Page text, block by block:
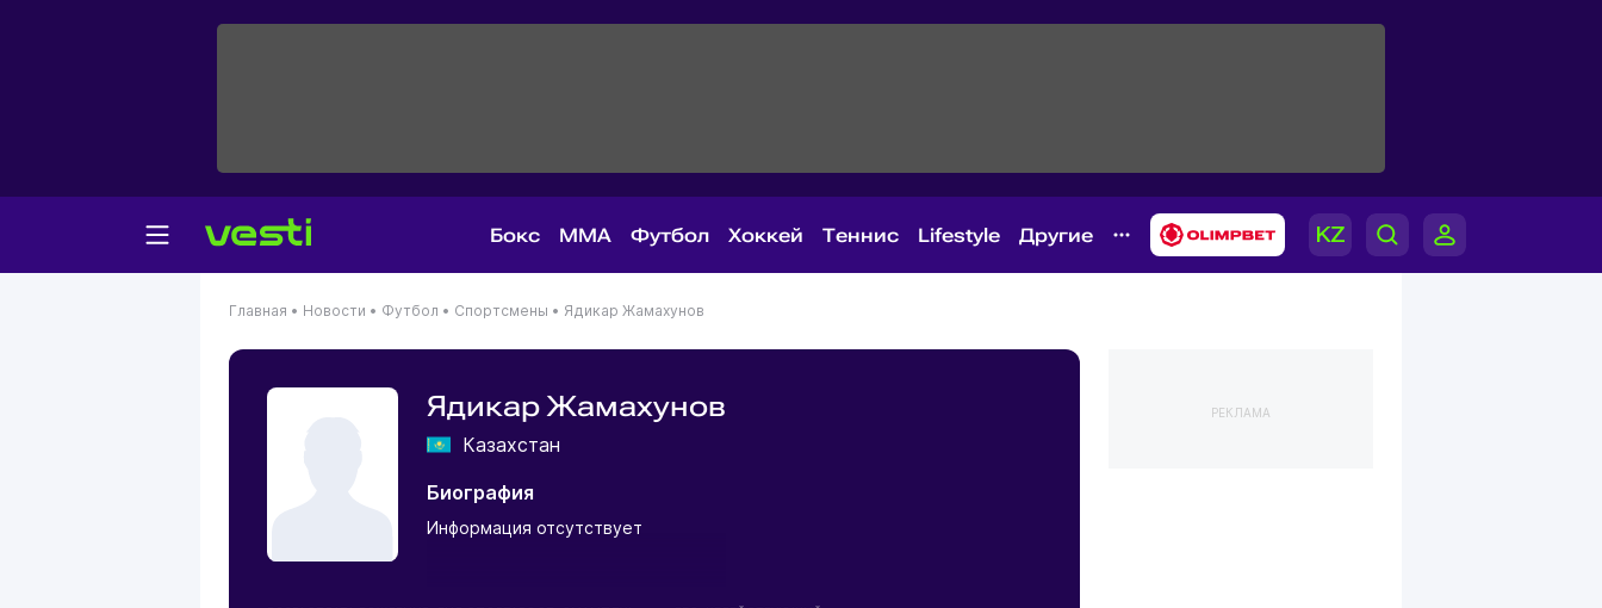
Бокс MMA Футбол Хоккей Теннис Lifestyle Другие
Главная • Новости • Футбол • Спортсмены • Ядикар Жамахунов
Ядикар Жамахунов
Казахстан
Биография
Информация отсутствует
РЕКЛАМА